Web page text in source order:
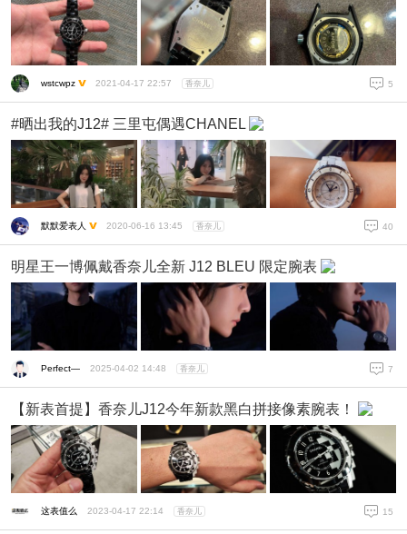
wstcwpz 2021-04-17 22:57 香奈儿 5
#晒出我的J12# 三里屯偶遇CHANEL
默默爱表人 2020-06-16 13:45 香奈儿 40
明星王一博佩戴香奈儿全新 J12 BLEU 限定腕表
Perfect— 2025-04-02 14:48 香奈儿 7
【新表首提】香奈儿J12今年新款黑白拼接像素腕表！
这表值么 2023-04-17 22:14 香奈儿 15